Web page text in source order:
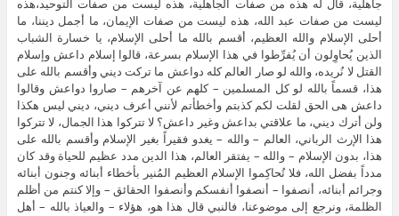
ليست من صفات عبد الله، هذه ليست من صفات الإيمان، ما أجمل ديننا، ما
أحلى الإسلام والله العظيم، أقسم بالله ما أحلى الإسلام، يا خسارة الشباب
الذين يُحاوِلون أن يُفرِّطوا في هذا الإسلام بسرعة، قالوا إسلام داعش وإسلام
القتل لا نُريده، والله لو صار العالم كله دواعش ما تركت ديني وأقسم بالله على
هذا، قسماً بالله لو كل المسلمين – كلهم عن آخرهم – صاروا دواعش وقالوا
داعش هى الحق لقلت لكم كذبتم وأخطأتم لأنني أعرف ديني، ديني ليس هكذا
ولن أترك ديني، ما علاقتي بداعش وغير داعش؟ لا تتركوا هذا الجمال، لا تتركوا
هذا الإرث الرباني، العالم – والله – يغدو فقيراً بغير الإسلام وأقسم بالله على
هذا، بدون الإسلام – والله – يفتقر العالم، هذا الدين مدد عظيم للحياة وقد كان
مدداً بفضل الله، فلا تُحاكِموا الإسلام العظيم المُنير بأخطاء أبنائه وجنون أبنائه
وجرائم أبنائه، أنصفوا – أنصفوا أنفسكم وأنصفوا الحقائق – وإلا كنتم من أظلم
الظلمة، ونرجع إلى موضوعنا، فالنبي قال هذا هو، هؤلاء – والعياذ بالله – أهل